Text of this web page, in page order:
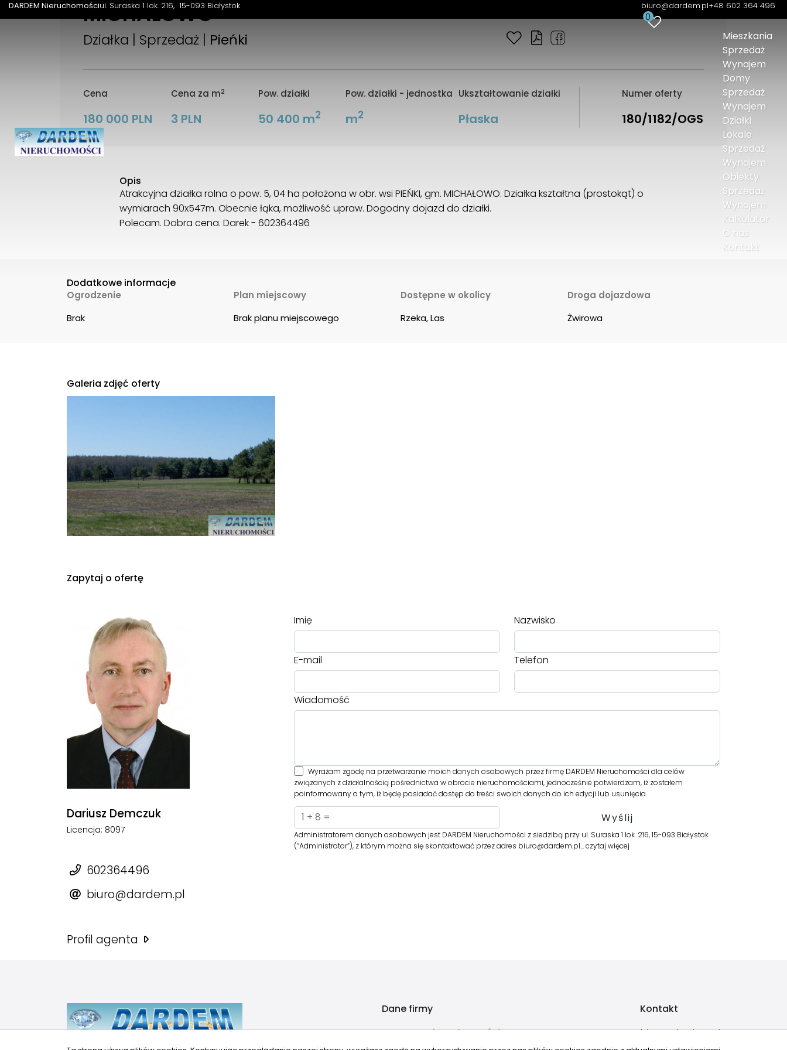
DARDEM Nieruchomościul. Suraska 1 lok. 216 15-093 Białystok biuro@dardem.pl+48 602 364 496
0
Mieszkania
Sprzedaż
Wynajem
Domy
Sprzedaż
Wynajem
Działki
Lokale
Sprzedaż
Wynajem
Obiekty
Sprzedaż
Wynajem
Kalkulator
O nas
Kontakt
MICHAŁOWO
Działka | Sprzedaż | Pieńki
Cena
180 000 PLN
Cena za m2
3 PLN
Pow. działki
50 400 m2
Pow. działki - jednostka
m2
Ukształtowanie działki
Płaska
Numer oferty
180/1182/OGS
Opis
Atrakcyjna działka rolna o pow. 5, 04 ha położona w obr. wsi PIEŃKI, gm. MICHAŁOWO. Działka kształtna (prostokąt) o
wymiarach 90x547m. Obecnie łąka, możliwość upraw. Dogodny dojazd do działki.
Polecam. Dobra cena. Darek - 602364496
Dodatkowe informacje
Ogrodzenie
Brak
Plan miejscowy
Brak planu miejscowego
Dostępne w okolicy
Rzeka, Las
Droga dojazdowa
Żwirowa
Galeria zdjęć oferty
Zapytaj o ofertę
Dariusz Demczuk
Licencja: 8097
602364496
biuro@dardem.pl
Profil agenta
Imię Nazwisko
E-mail Telefon
Wiadomość
Wyrażam zgodę na przetwarzanie moich danych osobowych przez firmę DARDEM Nieruchomości dla celów
związanych z działalnością pośrednictwa w obrocie nieruchomościami, jednocześnie potwierdzam, iż zostałem
poinformowany o tym, iż będę posiadać dostęp do treści swoich danych do ich edycji lub usunięcia.
Administratorem danych osobowych jest DARDEM Nieruchomości z siedzibą przy ul. Suraska 1 lok. 216, 15-093 Białystok
(“Administrator”), z którym można się skontaktować przez adres biuro@dardem.pl…czytaj więcej
Dane firmy
DARDEM Nieruchomości
ul. Suraska 1 lok. 216
Kontakt
biuro@dardem.pl
+48 602 364 496